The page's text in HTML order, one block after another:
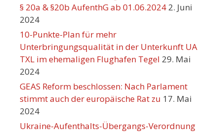
§ 20a & §20b AufenthG ab 01.06.2024 2. Juni
2024
10-Punkte-Plan für mehr
Unterbringungsqualität in der Unterkunft UA
TXL im ehemaligen Flughafen Tegel 29. Mai
2024
GEAS Reform beschlossen: Nach Parlament
stimmt auch der europäische Rat zu 17. Mai
2024
Ukraine-Aufenthalts-Übergangs-Verordnung